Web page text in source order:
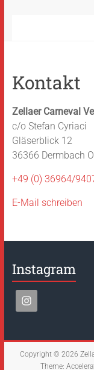
Kontakt
Zellaer Carneval
c/o Stefan Cyriaci
Gläserblick 12
36366 Dermbach
+49 (0) 36964/
E-Mail schreiben
Instagram
Copyright © 2026
Theme: